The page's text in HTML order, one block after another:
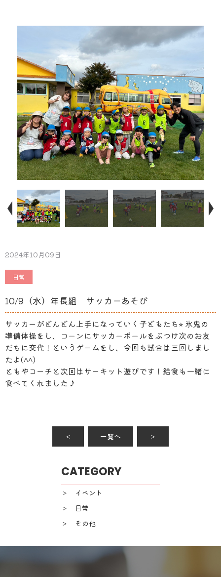
2024年10月09日
日常
10/9（水）年長組 サッカーあそび
サッカーがどんどん上手になっていく子どもたち⭐︎ 氷鬼の
準備体操をし、コーンにサッカーボールをぶつけ次のお友
だちに交代！というゲームをし、今回も試合は三回しまし
たよ(^^)
ともやコーチと次回はサーキット遊びです！給食も一緒に
食べてくれました♪
＜ 一覧へ ＞
CATEGORY
＞ イベント
＞ 日常
＞ その他